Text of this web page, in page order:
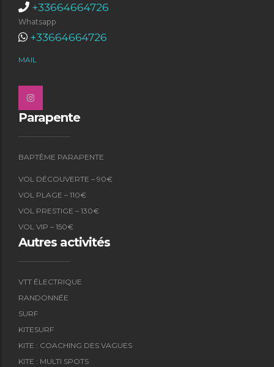
+33664664726
Whatsapp
+33664664726
MAIL
Parapente
BAPTÊME PARAPENTE
VOL DÉCOUVERTE – 90€
VOL PLAGE – 110€
VOL PRESTIGE – 130€
VOL VIP – 150€
Autres activités
VTT ÉLECTRIQUE
RANDONNÉE
SURF
KITESURF
KITE : COACHING DES VAGUES
KITE : MULTI SPOTS